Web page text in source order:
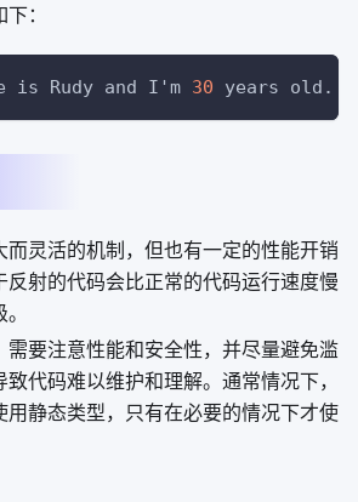
：
is Rudy and I'm 30 years old.
而灵活的机制，但也有一定的性能开销
反射的代码会比正常的代码运行速度慢
需要注意性能和安全性，并尽量避免滥
代码难以维护和理解。通常情况下，
用静态类型，只有在必要的情况下才使